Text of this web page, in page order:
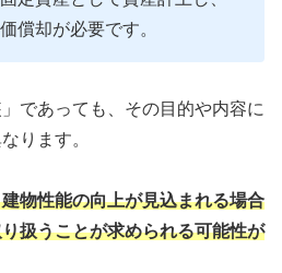
償却が必要です。
であっても、その目的や内容に
ります。
物性能の向上が見込まれる場合
扱うことが求められる可能性が